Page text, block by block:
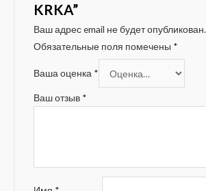
KRKA”
Ваш адрес email не будет опубликован.
Обязательные поля помечены *
Ваша оценка *
Ваш отзыв *